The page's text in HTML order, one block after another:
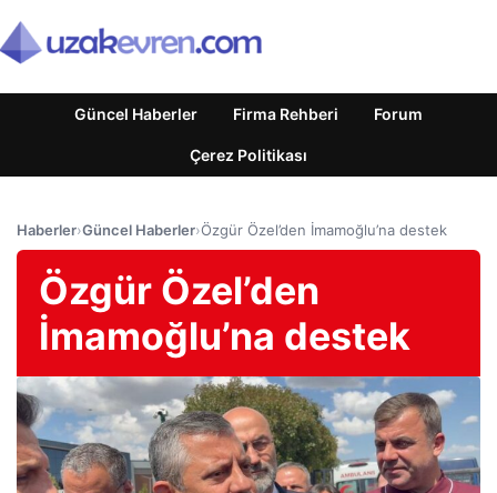
Güncel Haberler Firma Rehberi Forum
Çerez Politikası
Haberler›Güncel Haberler›Özgür Özel’den İmamoğlu’na destek
Özgür Özel’den
İmamoğlu’na destek